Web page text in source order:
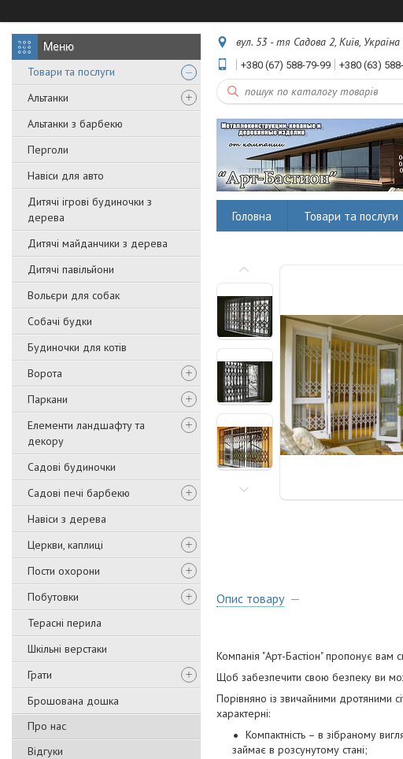
Товари та послуги
Альтанки
Альтанки з барбекю
Перголи
Навіси для авто
Дитячі ігрові будиночки з
дерева
Дитячі майданчики з дерева
Дитячі павільйони
Вольєри для собак
Собачі будки
Будиночки для котів
Ворота
Паркани
Елементи ландшафту та
декору
Садові будиночки
Садові печі барбекю
Навіси з дерева
Церкви, каплиці
Пости охорони
Побутовки
Терасні перила
Шкільні верстаки
Грати
Брошована дошка
Про нас
Відгуки
вул. 53 - тя Садова 2, Київ, Україна
+380 (67) 588-79-99 +380 (63)
Головна Товари та послуги
Опис товару
Компанія "Арт-Бастіон" пропонує вам
Щоб забезпечити свою безпеку ви
Порівняно із звичайними дротяними
характерні:
Компактність – в зібраному
займає в розсунутому стані;